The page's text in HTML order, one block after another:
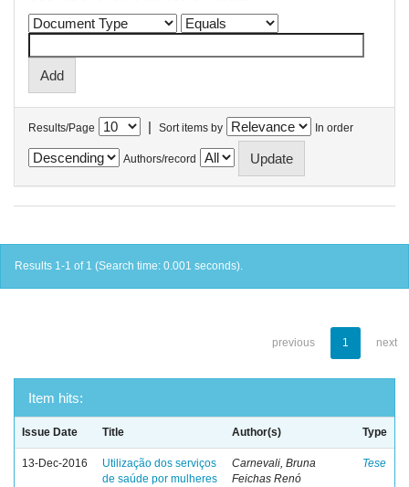
Results/Page | Sort items by In order
Authors/record
Results 1-1 of 1 (Search time: 0.001 seconds).
previous 1 next
Item hits:
Issue Date Title Author(s) Type
13-Dec-2016
Utilização dos serviços
de saúde por mulheres
Carnevali, Bruna
Feichas Renó
Tese